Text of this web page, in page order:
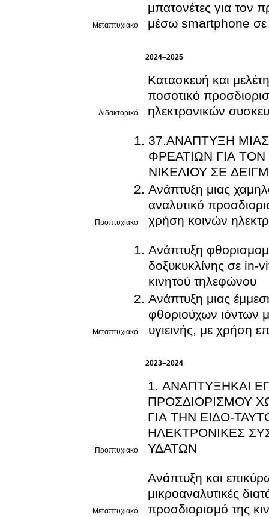
Μεταπτυχιακό
μπατονέτες για τον
μέσω smartphone σε
2024–2025
Διδακτορικό
Κατασκευή και
ποσοτικό
ηλεκτρονικών
Προπτυχιακό
37.ΑΝΑΠΤΥΞΗ
ΦΡΕΑΤΙΩΝ ΓΙΑ
ΝΙΚΕΛΙΟΥ ΣΕ
Ανάπτυξη μιας
αναλυτικό
χρήση κοινών
Μεταπτυχιακό
Ανάπτυξη
δοξυκυκλίνης σε in-
κινητού τηλεφώνου
Ανάπτυξη μιας
φθοριούχων ιόντων
υγιεινής, με χρήση
2023–2024
Προπτυχιακό
1. ΑΝΑΠΤΥΞΗΚΑΙ
ΠΡΟΣΔΙΟΡΙΣΜΟΥ
ΓΙΑ ΤΗΝ ΕΙΔΟ-
ΗΛΕΚΤΡΟΝΙΚΕΣ
ΥΔΑΤΩΝ
Μεταπτυχιακό
Ανάπτυξη και
μικροαναλυτικές
προσδιορισμό της